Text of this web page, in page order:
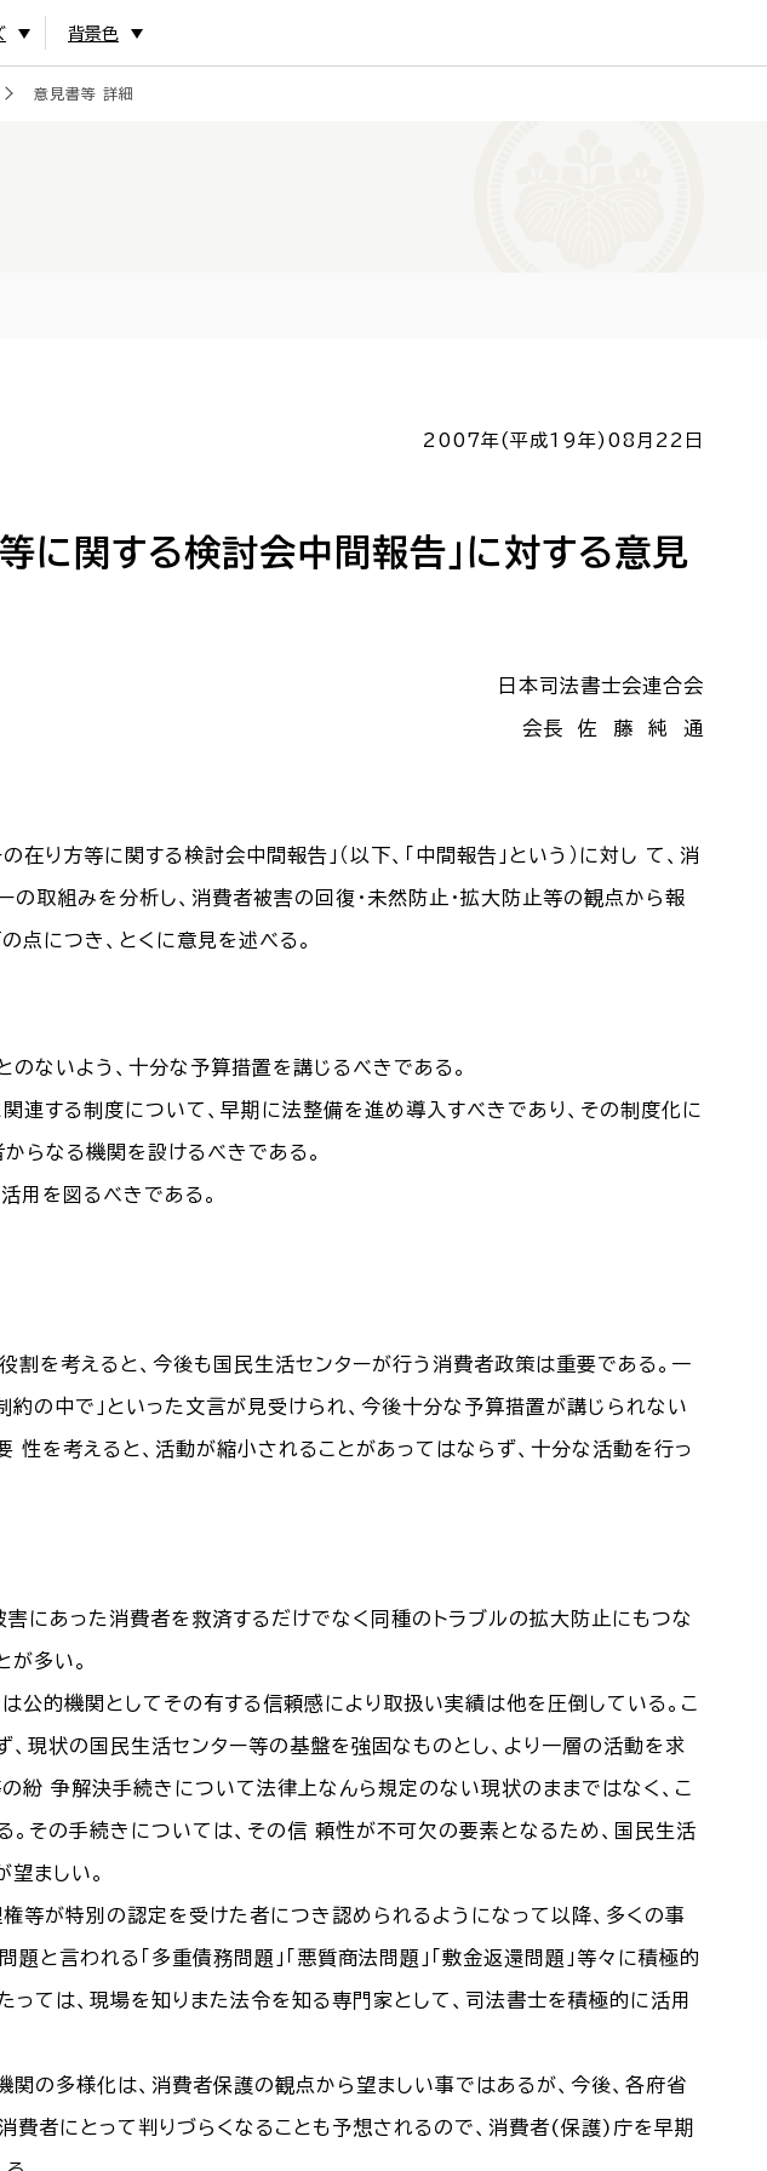
背景色
意見書等 詳細
2007年(平成19年) 08月22日
に関する検討会中間報告」に対する意見
日本司法書士会連合会
会長 佐 藤 純 通
り方等に関する検討会中間報告」（以下、「中間報告」という）に対し て、消
取組みを分析し、消費者被害の回復・未然防止・拡大防止等の観点から報
点につき、とくに意見を述べる。
ないよう、十分な予算措置を講じるべきである。
する制度について、早期に法整備を進め導入すべきであり、その制度化に
らなる機関を設けるべきである。
用を図るべきである。
割を考えると、今後も国民生活センターが行う消費者政策は重要である。一
約の中で」といった文言が見受けられ、今後十分な予算措置が講じられない
性を考えると、活動が縮小されることがあってはならず、十分な活動を行っ
にあった消費者を救済するだけでなく同種のトラブルの拡大防止にもつな
多い。
公的機関としてその有する信頼感により取扱い実績は他を圧倒している。こ
現状の国民生活センター等の基盤を強固なものとし、より一層の活動を求
紛 争解決手続きについて法律上なんら規定のない現状のままではなく、こ
その手続きについては、その信 頼性が不可欠の要素となるため、国民生活
ましい。
等が特別の認定を受けた者につき認められるようになって以降、多くの事
と言われる「多重債務問題」「悪質商法問題」「敷金返還問題」等々に積極的
っては、現場を知りまた法令を知る専門家として、司法書士を積極的に活用
の多様化は、消費者保護の観点から望ましい事ではあるが、今後、各府省
費者にとって判りづらくなることも予想されるので、消費者(保護)庁を早期